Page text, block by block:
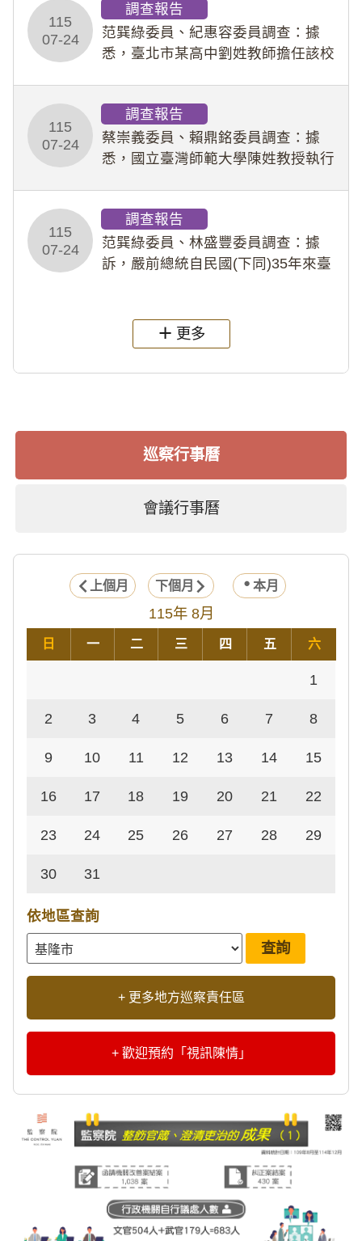
教羽球隊學生等行為，歷經該校校園
事件處理會議（下
115
07-24
調查報告
范巽綠委員、紀惠容委員調查：據
悉，臺北市某高中劉姓教師擔任該校
行拍攝特定樣態性影像並以手機傳送
劉師。該生因畏懼成
115
07-24
調查報告
蔡崇義委員、賴鼎銘委員調查：據
悉，國立臺灣師範大學陳姓教授執行
術倫理等情案調查報告。(115教調
31)
115
07-24
調查報告
范巽綠委員、林盛豐委員調查：據
訴，嚴前總統自民國(下同)35年來臺
過世後，總統府於89年間函請其家屬
繼續留住
更多
巡察行事曆
會議行事曆
上個月 下個月 本月
115年 8月
日 一 二 三 四 五 六
1
2 3 4 5 6 7 8
9 10 11 12 13 14 15
16 17 18 19 20 21 22
23 24 25 26 27 28 29
30 31
依地區查詢
+ 更多地方巡察責任區
+ 歡迎預約「視訊陳情」